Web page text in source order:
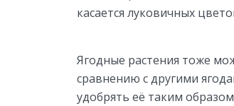
касается луковичных
Ягодные растения тоже
сравнению с другими
удобрять её таким